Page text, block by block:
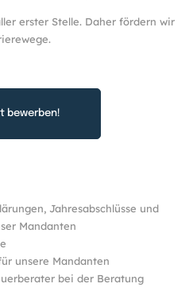
erster Stelle. Daher fördern wir
bewerben!
Jahresabschlüsse und
Mandanten
unsere Mandanten
bei der Beratung